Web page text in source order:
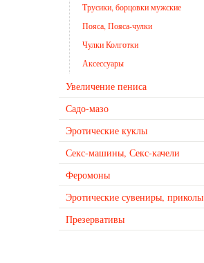
Трусики, борцовки мужские
Пояса, Пояса-чулки
Чулки Колготки
Аксессуары
Увеличение пениса
Садо-мазо
Эротические куклы
Секс-машины, Секс-качели
Феромоны
Эротические сувениры, приколы
Презервативы